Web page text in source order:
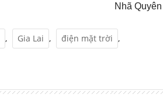
Nhã Quyên
, Gia Lai , điện mặt trời ,